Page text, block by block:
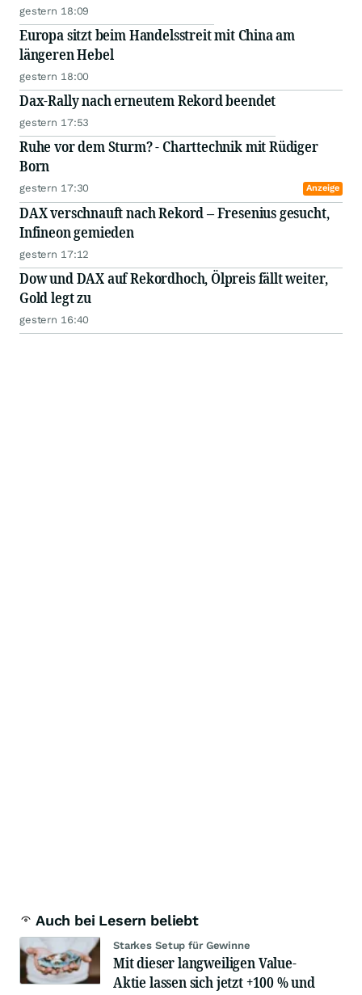
gestern 18:09
Europa sitzt beim Handelsstreit mit China am
längeren Hebel
gestern 18:00
Dax-Rally nach erneutem Rekord beendet
gestern 17:53
Ruhe vor dem Sturm? - Charttechnik mit Rüdiger
Born
gestern 17:30 Anzeige
DAX verschnauft nach Rekord – Fresenius gesucht,
Infineon gemieden
gestern 17:12
Dow und DAX auf Rekordhoch, Ölpreis fällt weiter,
Gold legt zu
gestern 16:40
Auch bei Lesern beliebt
Starkes Setup für Gewinne
Mit dieser langweiligen Value-
Aktie lassen sich jetzt +100 % und